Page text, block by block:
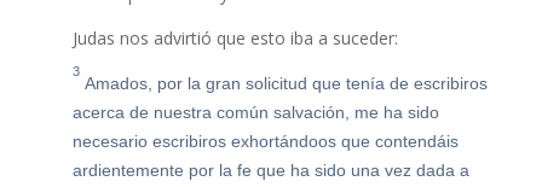
Judas nos advirtió que esto iba a suceder:
3
Amados, por la gran solicitud que tenía de escribiros
acerca de nuestra común salvación, me ha sido
necesario escribiros exhortándoos que contendáis
ardientemente por la fe que ha sido una vez dada a